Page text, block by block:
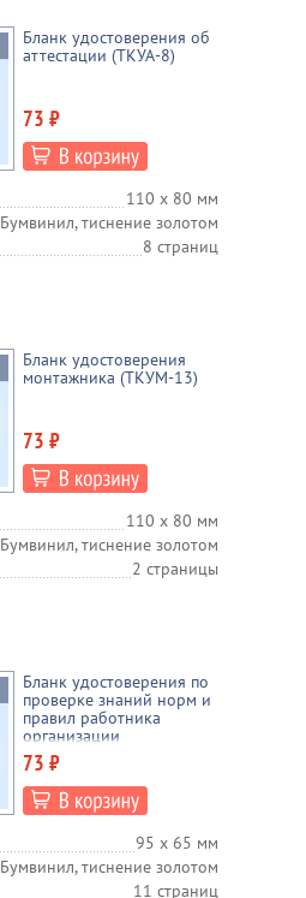
Бланк удостоверения об
аттестации (ТКУА-8)
73 ₽
110 х 80 мм
Бумвинил, тиснение золотом
8 страниц
Бланк удостоверения
монтажника (ТКУМ-13)
73 ₽
110 х 80 мм
Бумвинил, тиснение золотом
2 страницы
Бланк удостоверения по
проверке знаний норм и
правил работника
организации
электроэнергетики
(ТКЭП-15)
73 ₽
95 х 65 мм
Бумвинил, тиснение золотом
11 страниц